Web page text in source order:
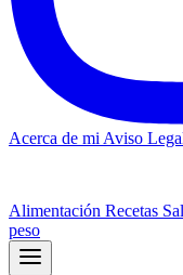
Acerca de mi Aviso
Alimentación Recetas
peso